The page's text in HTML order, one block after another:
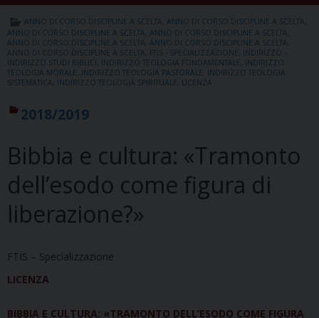
ANNO DI CORSO DISCIPLINE A SCELTA ANNO DI CORSO DISCIPLINE A SCELTA
ANNO DI CORSO DISCIPLINE A SCELTA ANNO DI CORSO DISCIPLINE A SCELTA
ANNO DI CORSO DISCIPLINE A SCELTA ANNO DI CORSO DISCIPLINE A SCELTA
ANNO DI CORSO DISCIPLINE A SCELTA FTIS - SPECIALIZZAZIONE INDIRIZZO -
INDIRIZZO STUDI BIBLICI INDIRIZZO TEOLOGIA FONDAMENTALE INDIRIZZO
TEOLOGIA MORALE INDIRIZZO TEOLOGIA PASTORALE INDIRIZZO TEOLOGIA
SISTEMATICA INDIRIZZO TEOLOGIA SPIRITUALE LICENZA
2018/2019
Bibbia e cultura: «Tramonto
dell’esodo come figura di
liberazione?»
FTIS – Specializzazione
LICENZA
BIBBIA E CULTURA: «TRAMONTO DELL’ESODO COME FIGURA